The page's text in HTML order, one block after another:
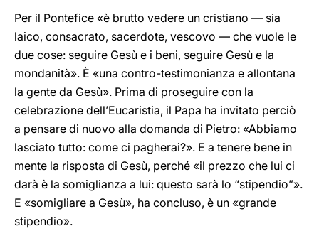
Per il Pontefice «è brutto vedere un cristiano — sia
laico, consacrato, sacerdote, vescovo — che vuole le
due cose: seguire Gesù e i beni, seguire Gesù e la
mondanità». È «una contro-testimonianza e allontana
la gente da Gesù». Prima di proseguire con la
celebrazione dell’Eucaristia, il Papa ha invitato perciò
a pensare di nuovo alla domanda di Pietro: «Abbiamo
lasciato tutto: come ci pagherai?». E a tenere bene in
mente la risposta di Gesù, perché «il prezzo che lui ci
darà è la somiglianza a lui: questo sarà lo “stipendio”».
E «somigliare a Gesù», ha concluso, è un «grande
stipendio».